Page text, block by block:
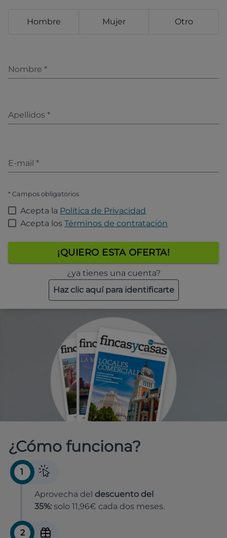
Hombre Mujer Otro
Nombre *
Apellidos *
E-mail *
* Campos obligatorios
Acepta la Política de Privacidad
Acepta los Términos de contratación
¡QUIERO ESTA OFERTA!
¿ya tienes una cuenta?
Haz clic aquí para identificarte
¿Cómo funciona?
1
Aprovecha del descuento del
35%: solo 11,96€ cada dos meses.
2